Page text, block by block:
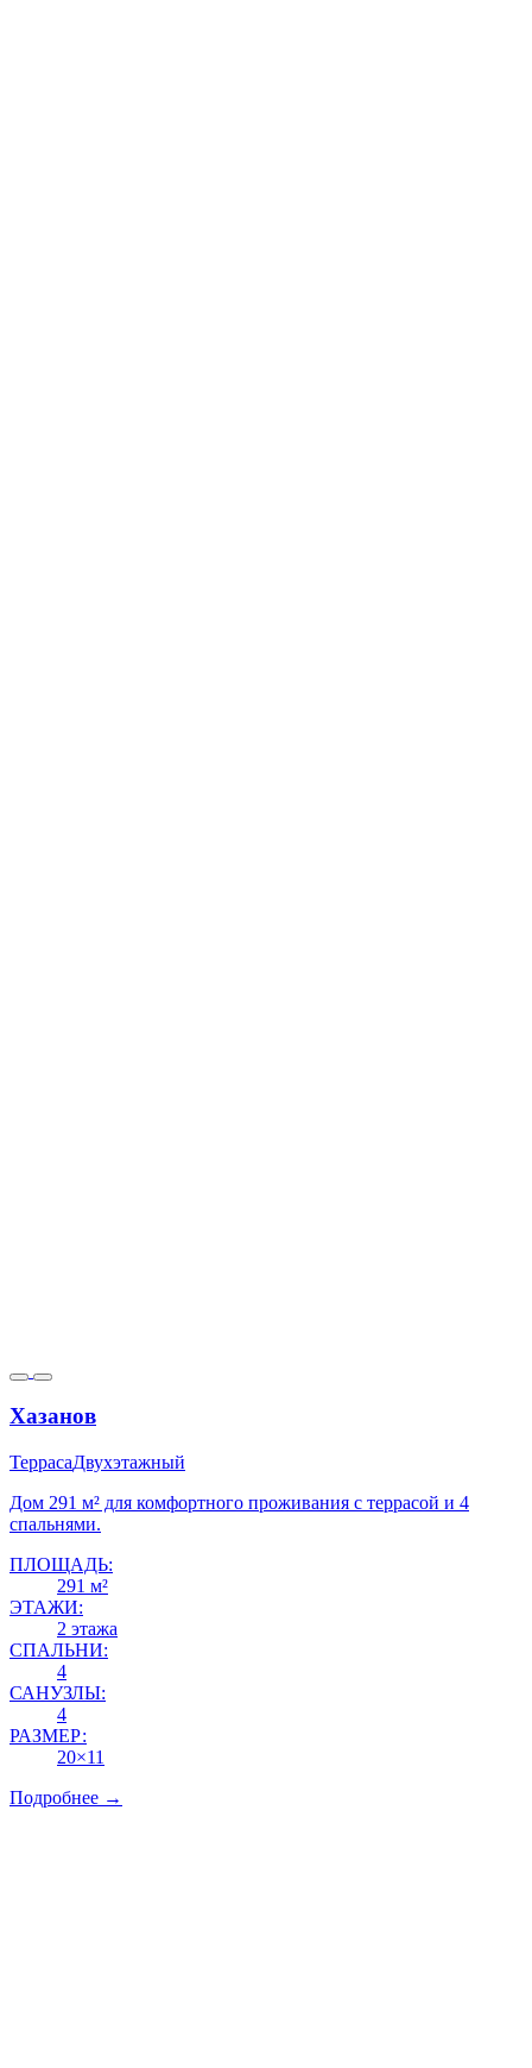
Хазанов
ТеррасаДвухэтажный
Дом 291 м² для комфортного проживания с террасой и 4
спальнями.
ПЛОЩАДЬ:
291 м²
ЭТАЖИ:
2 этажа
СПАЛЬНИ:
4
САНУЗЛЫ:
4
РАЗМЕР:
20×11
Подробнее →